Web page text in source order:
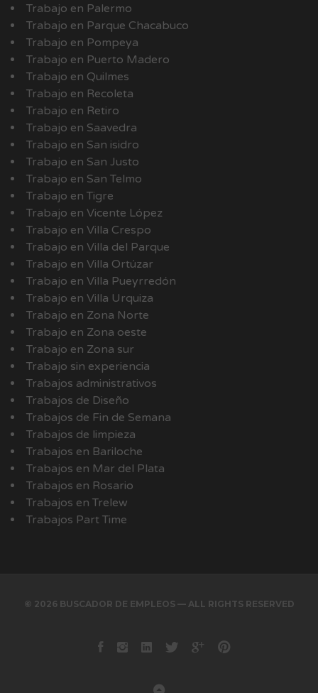
Trabajo en Palermo
Trabajo en Parque Chacabuco
Trabajo en Pompeya
Trabajo en Puerto Madero
Trabajo en Quilmes
Trabajo en Recoleta
Trabajo en Retiro
Trabajo en Saavedra
Trabajo en San isidro
Trabajo en San Justo
Trabajo en San Telmo
Trabajo en Tigre
Trabajo en Vicente López
Trabajo en Villa Crespo
Trabajo en Villa del Parque
Trabajo en Villa Ortúzar
Trabajo en Villa Pueyrredón
Trabajo en Villa Urquiza
Trabajo en Zona Norte
Trabajo en Zona oeste
Trabajo en Zona sur
Trabajo sin experiencia
Trabajos administrativos
Trabajos de Diseño
Trabajos de Fin de Semana
Trabajos de limpieza
Trabajos en Bariloche
Trabajos en Mar del Plata
Trabajos en Rosario
Trabajos en Trelew
Trabajos Part Time
© 2026 BUSCADOR DE EMPLEOS — ALL RIGHTS RESERVED
Facebook
instagram
LinkedinTwitterGoogle+